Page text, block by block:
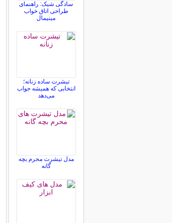
سادگی شیک: راهنمای
طراحی اتاق خواب
مینیمال
تیشرت ساده زنانه؛
انتخابی که همیشه جواب
می‌دهد
مدل تیشرت محرم بچه
گانه